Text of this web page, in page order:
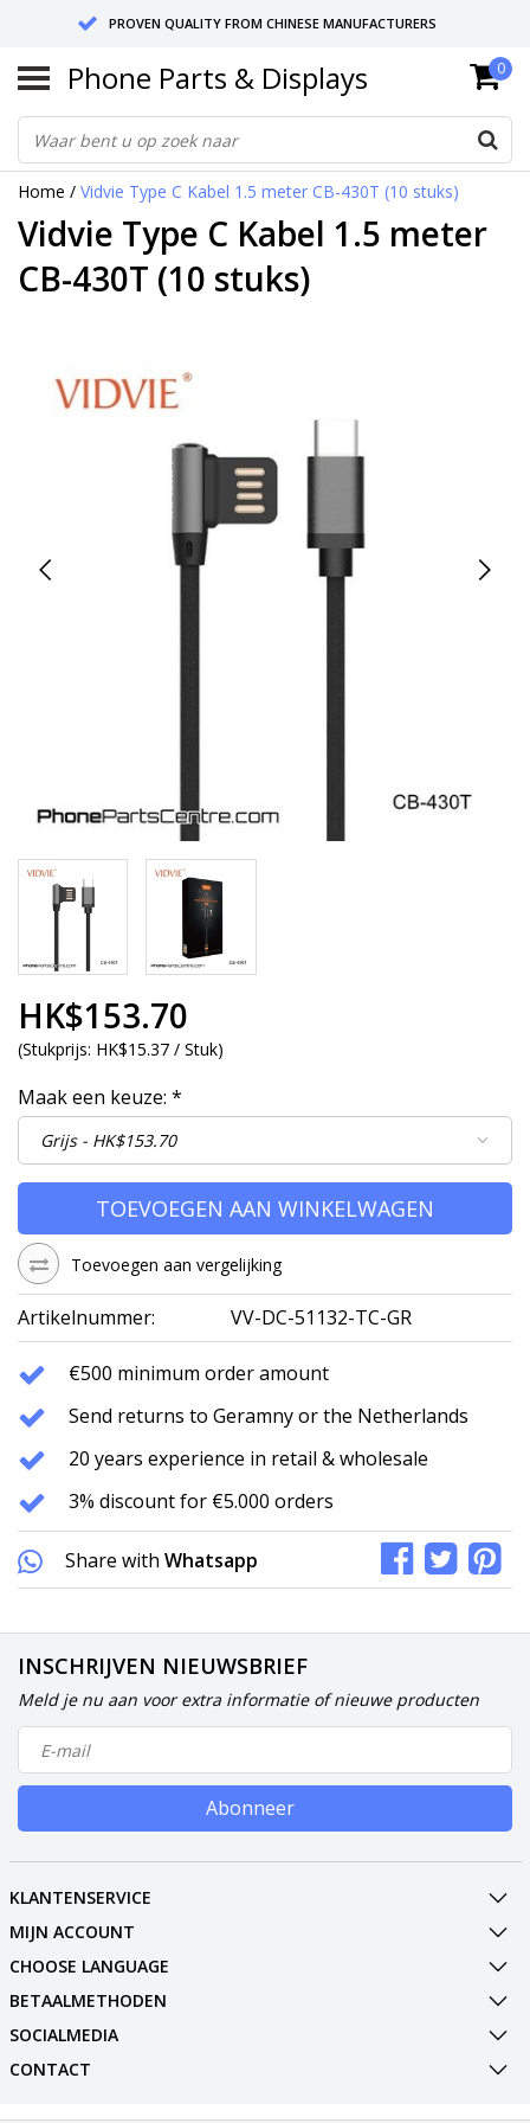
PROVEN QUALITY FROM CHINESE MANUFACTURERS
SEND RETURNS TO GERMANY OR NETHERLANDS
10 DAY SHIPPING
Phone Parts & Displays 0
Home / Vidvie Type C Kabel 1.5 meter CB-430T (10 stuks)
Vidvie Type C Kabel 1.5 meter
CB-430T (10 stuks)
HK$153.70
(Stukprijs: HK$15.37 / Stuk)
Maak een keuze: *
TOEVOEGEN AAN WINKELWAGEN
Toevoegen aan vergelijking
Artikelnummer: VV-DC-51132-TC-GR
€500 minimum order amount
Send returns to Geramny or the Netherlands
20 years experience in retail & wholesale
3% discount for €5.000 orders
Share with Whatsapp
INSCHRIJVEN NIEUWSBRIEF
Meld je nu aan voor extra informatie of nieuwe producten
Abonneer
KLANTENSERVICE
MIJN ACCOUNT
CHOOSE LANGUAGE
BETAALMETHODEN
SOCIALMEDIA
CONTACT